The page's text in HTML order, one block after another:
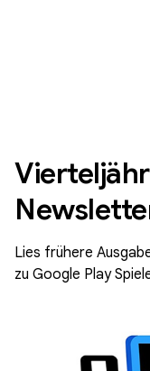
Lies frühere
zu Google Play